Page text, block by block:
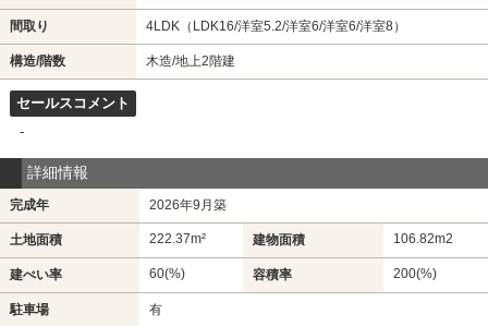
間取り 4LDK（LDK16/洋室5.2/洋室6/洋室6/洋室8）
構造/階数 木造/地上2階建
セールスコメント
-
詳細情報
完成年 2026年9月築
土地面積 222.37m² 建物面積 106.82m2
建ぺい率 60(%) 容積率 200(%)
駐車場 有